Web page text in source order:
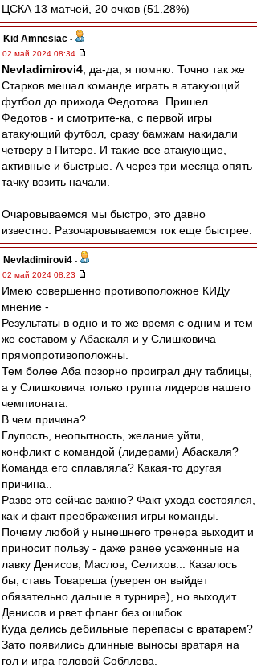
ЦСКА 13 матчей, 20 очков (51.28%)
Kid Amnesiac -
02 май 2024 08:34
Nevladimirovi4 , да-да, я помню. Точно так же
Старков мешал команде играть в атакующий
футбол до прихода Федотова. Пришел
Федотов - и смотрите-ка, с первой игры
атакующий футбол, сразу бамжам накидали
четверу в Питере. И такие все атакующие,
активные и быстрые. А через три месяца опять
тачку возить начали.
Очаровываемся мы быстро, это давно
известно. Разочаровываемся ток еще быстрее.
Nevladimirovi4 -
02 май 2024 08:23
Имею совершенно противоположное КИДу
мнение -
Результаты в одно и то же время с одним и тем
же составом у Абаскаля и у Слишковича
прямопротивоположны.
Тем более Аба позорно проиграл дну таблицы,
а у Слишковича только группа лидеров нашего
чемпионата.
В чем причина?
Глупость, неопытность, желание уйти,
конфликт с командой (лидерами) Абаскаля?
Команда его сплавляла? Какая-то другая
причина..
Разве это сейчас важно? Факт ухода состоялся,
как и факт преображения игры команды.
Почему любой у нынешнего тренера выходит и
приносит пользу - даже ранее усаженные на
лавку Денисов, Маслов, Селихов... Казалось
бы, ставь Товареша (уверен он выйдет
обязательно дальше в турнире), но выходит
Денисов и рвет фланг без ошибок.
Куда делись дебильные перепасы с вратарем?
Зато появились длинные выносы вратаря на
гол и игра головой Собллева.